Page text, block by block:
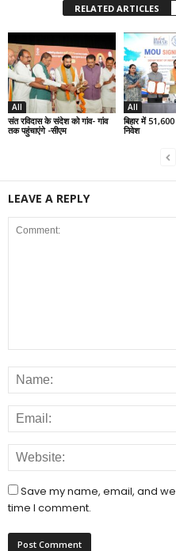
RELATED ARTICLES
All
संत रविदास के संदेश को गांव- गांव
तक पहुंचाएंगे -सीएम
All
बिहार में 51,600
निवेश
LEAVE A REPLY
Save my name, email, and
time I comment.